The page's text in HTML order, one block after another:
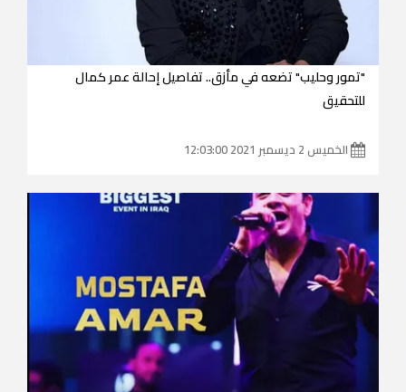
"تمور وحليب" تضعه في مأزق.. تفاصيل إحالة عمر كمال
للتحقيق
الخميس 2 ديسمبر 2021 12:03:00